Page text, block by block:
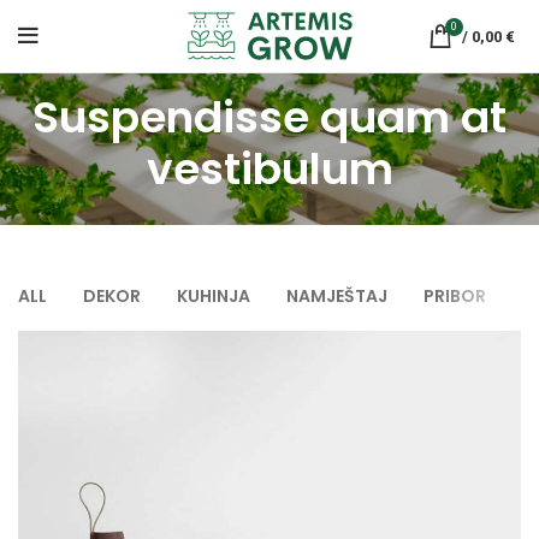
0
/ 0,00 €
Suspendisse quam at
vestibulum
ALL DEKOR KUHINJA NAMJEŠTAJ PRIBOR